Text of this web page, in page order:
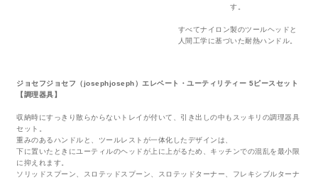
す。
すべてナイロン製のツールヘッドと
人間工学に基づいた耐熱ハンドル。
ジョセフジョセフ（josephjoseph）エレベート・ユーティリティー 5ピースセット
【調理器具】
収納時にすっきり散らからないトレイが付いて、引き出しの中もスッキリの調理器具
セット。
重みのあるハンドルと、ツールレストが一体化したデザインは、
下に置いたときにユーティルのヘッドが上に上がるため、キッチンでの混乱を最小限
に抑えれます。
ソリッドスプーン、スロテッドスプーン、スロテッドターナー、フレキシブルターナ